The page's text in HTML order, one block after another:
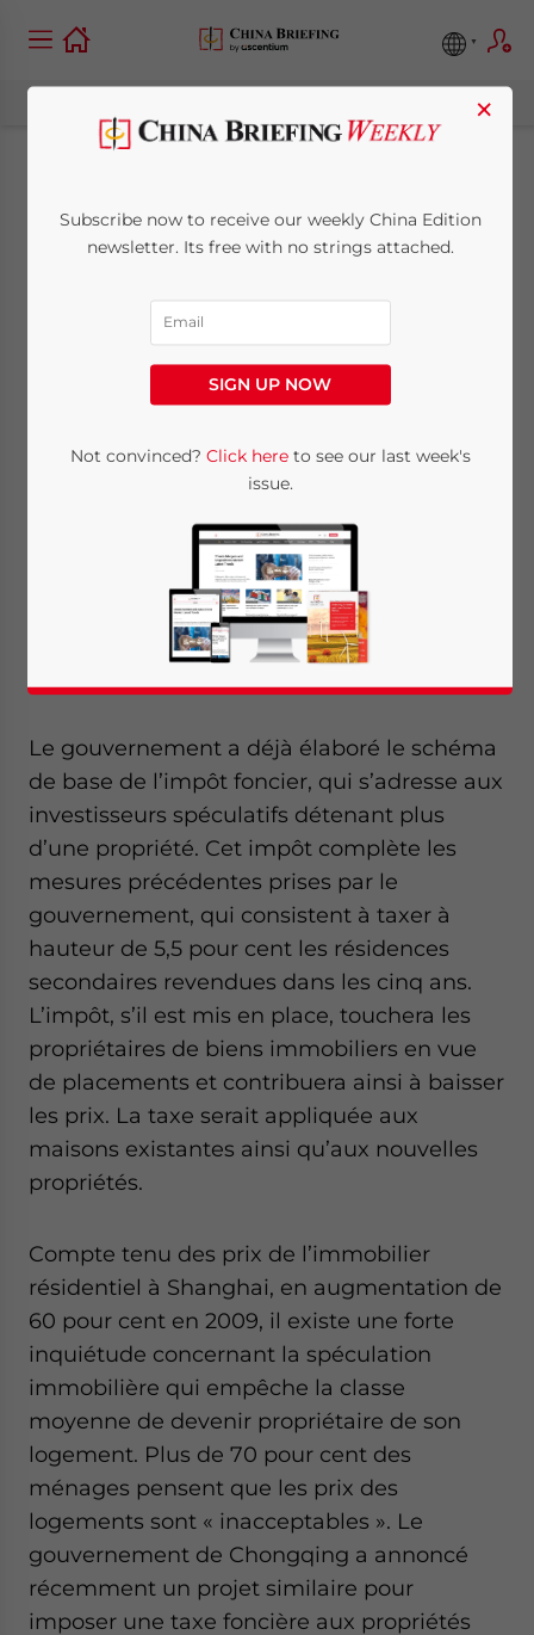
Shanghai prévoit un
impôt foncier afin de
contrôler les prix des
logements
Reading Time: < 1 minute
municipal de Shanghai pourrait imposer
une taxe foncière aux investisseurs qui
détiennent plusieurs propriétés. Cette
mesure vise à freiner la hausse des prix et
Le gouvernement a déjà élaboré le schéma
de base de l’impôt foncier, qui s’adresse aux
investisseurs spéculatifs détenant plus
d’une propriété. Cet impôt complète les
mesures précédentes prises par le
gouvernement, qui consistent à taxer à
hauteur de 5,5 pour cent les résidences
secondaires revendues dans les cinq ans.
L’impôt, s’il est mis en place, touchera les
propriétaires de biens immobiliers en vue
de placements et contribuera ainsi à baisser
les prix. La taxe serait appliquée aux
maisons existantes ainsi qu’aux nouvelles
propriétés.
Compte tenu des prix de l’immobilier
résidentiel à Shanghai, en augmentation de
60 pour cent en 2009, il existe une forte
inquiétude concernant la spéculation
immobilière qui empêche la classe
moyenne de devenir propriétaire de son
logement. Plus de 70 pour cent des
ménages pensent que les prix des
logements sont « inacceptables ». Le
gouvernement de Chongqing a annoncé
récemment un projet similaire pour
imposer une taxe foncière aux propriétés
×
Subscribe now to receive our weekly China Edition
newsletter. Its free with no strings attached.
SIGN UP NOW
Not convinced? Click hereto see our last week's
issue.
Yes, I have read the Privacy PolicyStatement for this
website. Please send me business news and updates
for Asia!
- case sensitive